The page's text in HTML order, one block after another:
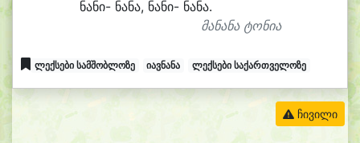
ნანი- ნანა, ნანი- ნანა.
მანანა ტონია
ლექსები სამშობლოზე იავნანა ლექსები საქართველოზე
ჩივილი